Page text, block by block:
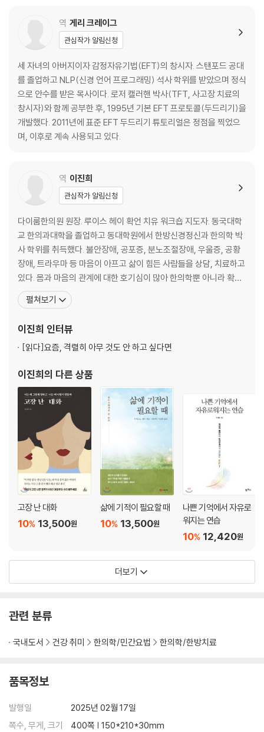
추가 기법과 정보
1장 들어가기
2부를 읽기에 앞서
하머의 이론에 따른 감정 원인
2장 A-Z 증상 목록
2. 갈등의 정의
3. 좌우 어느 쪽 몸인가?
4. 질병과 증상
5. 세 가지 사례 연구
6. 용어 해설
저자 소개
네덜란드어 역자 소개
찾아보기
역 게리 크레이그
관심작가 알림신청
세 자녀의 아버지이자 감정자유기법(EFT)의 창시자. 스탠포드 공대
를 졸업하고 NLP(신경 언어 프로그래밍) 석사 학위를 받았으며 정식
으로 안수를 받은 목사이다. 로저 캘러핸 박사(TFT, 사고장 치료의
창시자)와 함께 공부한 후, 1995년 기본 EFT 프로토콜(두드리기)을
개발했다. 2011년에 표준 EFT 두드리기 튜토리얼은 정점을 찍었으
며, 이후로 계속 사용되고 있다.
역 이진희
관심작가 알림신청
다이룸한의원 원장. 루이스 헤이 확언 치유 워크숍 지도자. 동국대학
교 한의과대학을 졸업하고 동대학원에서 한방신경정신과 한의학 박
사 학위를 취득했다. 불안장애, 공포증, 분노조절장애, 우울증, 공황
장애, 트라우마 등 마음이 아프고 삶이 힘든 사람들을 상담, 치료하고
있다. 몸과 마음의 관계에 대한 호기심이 많아 한의학뿐 아니라 확언,
EFT, 배치플라워, NLP, 에니어그램 등 다양한 치료 프로그램과 훈련
법을 연구하여 임상에 접목하여 사람들의 치유와 변화를 돕고 있다.
영하며, 많은 이들이 자신의 삶에서 감사와 치유
펼쳐보기
이진희 인터뷰
[읽다]요즘, 격렬히 아무 것도 안 하고 싶다면
이진희의 다른 상품
고장 난 대화
13,500원
10%
삶에 기적이 필요할 때
13,500원
10%
나쁜 기억에서 자유로
워지는 연습
12,420원
10%
더보기
관련 분류
국내도서 건강 취미 한의학/민간요법 한의학/한방치료
품목정보
발행일
2025년 02월 17일
쪽수, 무게, 크기
400쪽 | 150*210*30mm